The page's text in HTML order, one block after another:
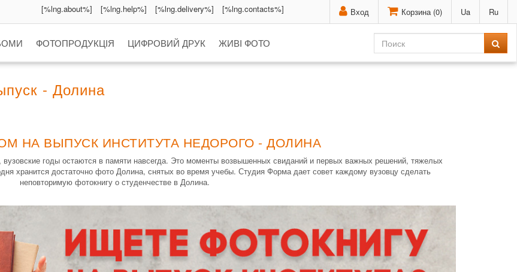
Вход Корзина (0) Ua Ru
[%lng.about%] [%lng.help%] [%lng.delivery%] [%lng.contacts%]
ФОТОПРОДУКЦІЯ ЦИФРОВИЙ ДРУК ЖИВІ ФОТО
- Долина
НА ВЫПУСК ИНСТИТУТА НЕДОРОГО - ДОЛИНА
годы остаются в памяти навсегда. Это моменты возвышенных свиданий и первых важных решений, тяжелых
хранится достаточно фото Долина, снятых во время учебы. Студия Форма дает совет каждому вузовцу сделать
неповторимую фотокнигу о студенчестве в Долина.